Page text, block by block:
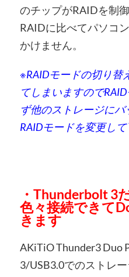
のチップがRAIDを制
RAIDに比べてパソコ
かけません。
※RAIDモードの切り替
てしまいますので
ず他のストレージに
RAIDモードを変更して
・Thunderbolt 3
色々接続できて
きます
AKiTiO Thunder3 Duo
3/USB3.0でのストレ